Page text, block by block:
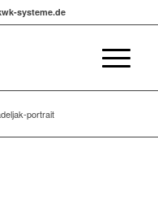
systeme.de
portrait